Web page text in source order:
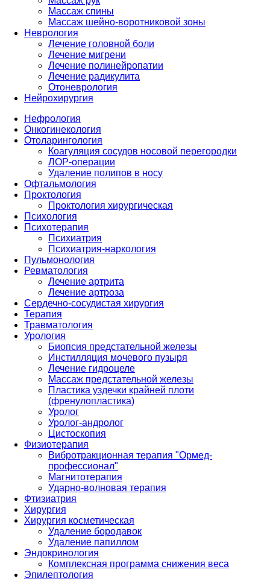
Массаж спины
Массаж шейно-воротниковой зоны
Неврология
Лечение головной боли
Лечение мигрени
Лечение полинейропатии
Лечение радикулита
Отоневрология
Нейрохирургия
Нефрология
Онкогинекология
Отоларингология
Коагуляция сосудов носовой перегородки
ЛОР-операции
Удаление полипов в носу
Офтальмология
Проктология
Проктология хирургическая
Психология
Психотерапия
Психиатрия
Психиатрия-наркология
Пульмонология
Ревматология
Лечение артрита
Лечение артроза
Сердечно-сосудистая хирургия
Терапия
Травматология
Урология
Биопсия предстательной железы
Инстилляция мочевого пузыря
Лечение гидроцеле
Массаж предстательной железы
Пластика уздечки крайней плоти
(френулопластика)
Уролог
Уролог-андролог
Цистоскопия
Физиотерапия
Вибротракционная терапия "Ормед-
профессионал"
Магнитотерапия
Ударно-волновая терапия
Фтизиатрия
Хирургия
Хирургия косметическая
Удаление бородавок
Удаление папиллом
Эндокринология
Комплексная программа снижения веса
Эпилептология